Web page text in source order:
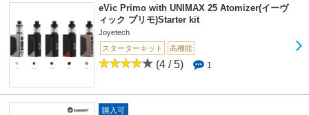
eVic Primo with UNIMAX 25 Atomizer(イーヴ
ィック プリモ)Starter kit
Joyetech
スターターキット
高機能
(4 / 5) 1
購入可